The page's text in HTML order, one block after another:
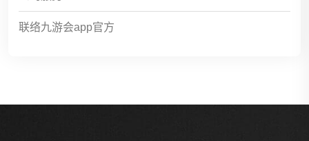
联络九游会app官方